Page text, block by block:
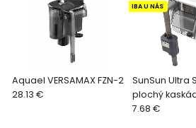
Aquael VERSAMAX FZN-2
28.13 €
SunSun Ultra
plochý
IBA U NÁS
7.68 €